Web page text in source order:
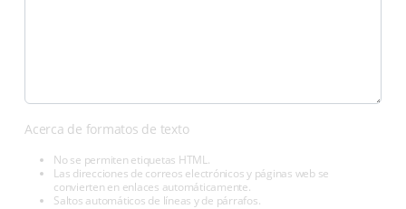
Acerca de formatos de texto
No se permiten etiquetas HTML.
Las direcciones de correos electrónicos y páginas web se
convierten en enlaces automáticamente.
Saltos automáticos de líneas y de párrafos.